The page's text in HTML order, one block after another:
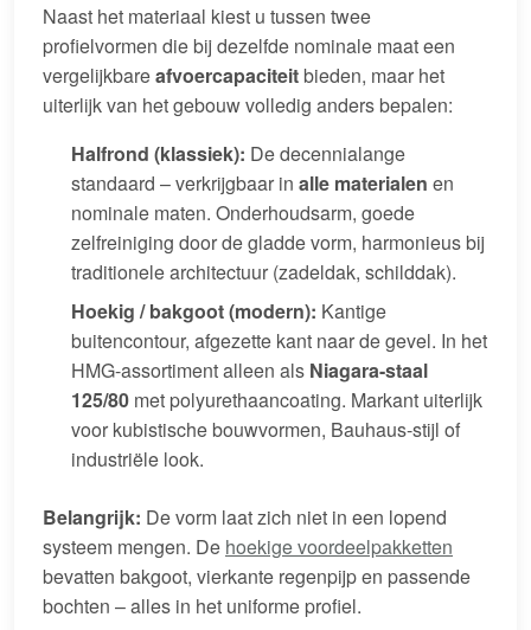
Naast het materiaal kiest u tussen twee
profielvormen die bij dezelfde nominale maat een
vergelijkbareafvoercapaciteitbieden, maar het
uiterlijk van het gebouw volledig anders bepalen:
Halfrond (klassiek): De decennialange
standaard – verkrijgbaar in alle materialen en
nominale maten. Onderhoudsarm, goede
zelfreiniging door de gladde vorm, harmonieus bij
traditionele architectuur (zadeldak, schilddak).
Hoekig / bakgoot (modern): Kantige
buitencontour, afgezette kant naar de gevel. In het
HMG-assortiment alleen als Niagara-staal
125/80 met polyurethaancoating. Markant uiterlijk
voor kubistische bouwvormen, Bauhaus-stijl of
industriële look.
Belangrijk: De vorm laat zich niet in een lopend
systeem mengen. De hoekige voordeelpakketten
bevatten bakgoot, vierkante regenpijp en passende
bochten – alles in het uniforme profiel.